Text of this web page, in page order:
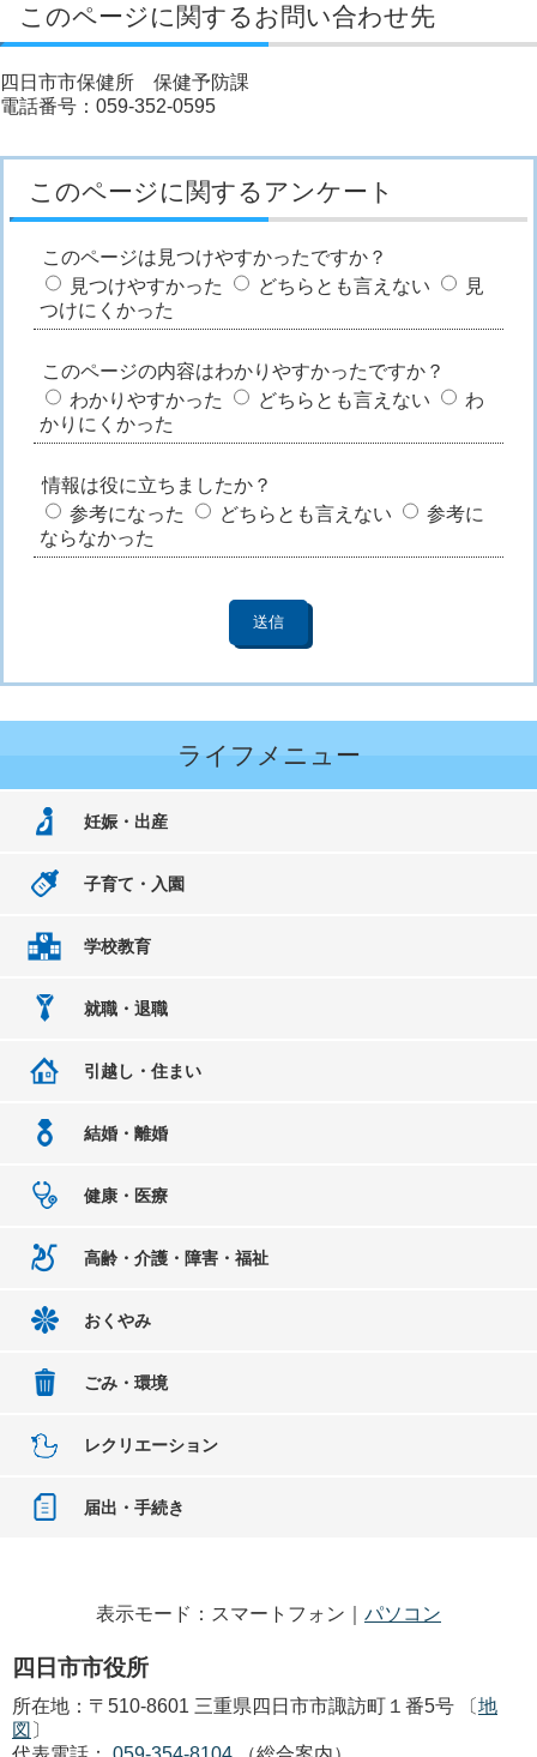
このページに関するお問い合わせ先
四日市市保健所 保健予防課
電話番号：059-352-0595
このページに関するアンケート
このページは見つけやすかったですか？
見つけやすかった
どちらとも言えない
見
つけにくかった
このページの内容はわかりやすかったですか？
わかりやすかった
どちらとも言えない
わ
かりにくかった
情報は役に立ちましたか？
参考になった
どちらとも言えない
参考に
ならなかった
ライフメニュー
妊娠・出産
子育て・入園
学校教育
就職・退職
引越し・住まい
結婚・離婚
健康・医療
高齢・介護・障害・福祉
おくやみ
ごみ・環境
レクリエーション
届出・手続き
表示モード：スマートフォン｜ パソコン
四日市市役所
所在地：〒510-8601 三重県四日市市諏訪町１番5号 〔地
図 〕